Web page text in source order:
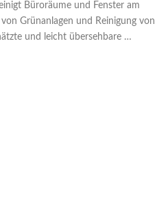
Büroräume und Fenster am
Grünanlagen und Reinigung von
und leicht übersehbare …